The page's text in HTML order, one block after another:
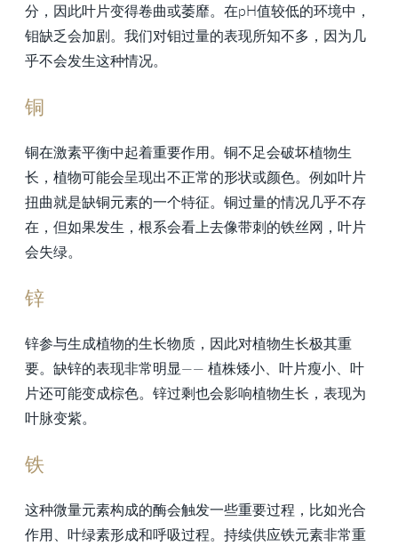
分，因此叶片变得卷曲或萎靡。在pH值较低的环境中，
钼缺乏会加剧。我们对钼过量的表现所知不多，因为几
乎不会发生这种情况。
铜
铜在激素平衡中起着重要作用。铜不足会破坏植物生
长，植物可能会呈现出不正常的形状或颜色。例如叶片
扭曲就是缺铜元素的一个特征。铜过量的情况几乎不存
在，但如果发生，根系会看上去像带刺的铁丝网，叶片
会失绿。
锌
锌参与生成植物的生长物质，因此对植物生长极其重
要。缺锌的表现非常明显—— 植株矮小、叶片瘦小、叶
片还可能变成棕色。锌过剩也会影响植物生长，表现为
叶脉变紫。
铁
这种微量元素构成的酶会触发一些重要过程，比如光合
作用、叶绿素形成和呼吸过程。持续供应铁元素非常重